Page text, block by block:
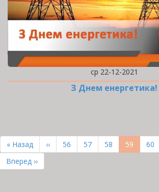
ср 22-12-2021
З Днем енергетика!
НА
СТОРІНКИ
Перша
сторінка
« Назад
Попередня
сторінка
‹‹ Page
56 Page
57 Page
58
Поточна
сторінка
59 Page
60
Остання
сторінка
Вперед ››